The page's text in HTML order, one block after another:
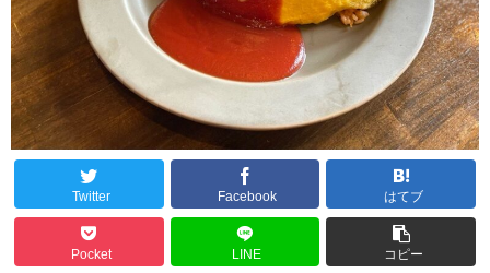
Twitter Facebook はてブ
Pocket LINE コピー